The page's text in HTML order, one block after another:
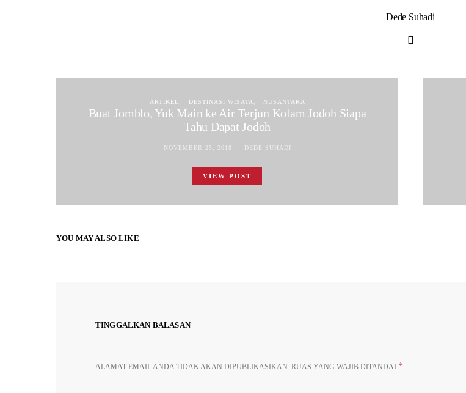
Dede Suhadi
ARTIKEL DESTINASI WISATA NUSANTARA
Buat Jomblo, Yuk Main ke Air Terjun Kolam Jodoh Siapa
Tahu Dapat Jodoh
NOVEMBER 25, 2018 DEDE SUHADI
VIEW POST
YOU MAY ALSO LIKE
TINGGALKAN BALASAN
ALAMAT EMAIL ANDA TIDAK AKAN DIPUBLIKASIKAN. RUAS YANG WAJIB DITANDAI *